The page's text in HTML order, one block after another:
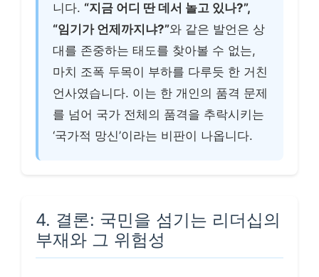
니다. “지금 어디 딴 데서 놀고 있나?”,
“임기가 언제까지냐?”와 같은 발언은 상
대를 존중하는 태도를 찾아볼 수 없는,
마치 조폭 두목이 부하를 다루듯 한 거친
언사였습니다. 이는 한 개인의 품격 문제
를 넘어 국가 전체의 품격을 추락시키는
‘국가적 망신’이라는 비판이 나옵니다.
4. 결론: 국민을 섬기는 리더십의
부재와 그 위험성